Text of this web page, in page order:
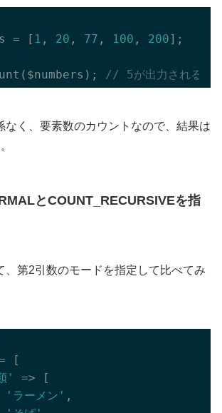
= [ 1 , 20 , 77 , 100 , 200];
// 5が出力される
なく、要素数のカウントなので、結果は
とCOUNT_RECURSIVEを指
、第2引数のモードを指定して比べてみ
[
'
=> [
'ラーメン' ,